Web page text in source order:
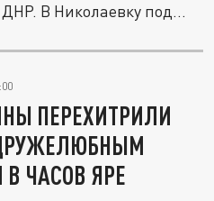
В Николаевку под...
ПЕРЕХИТРИЛИ
ЧАСОВ ЯРЕ